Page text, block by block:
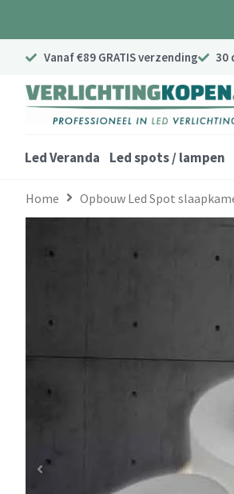
Vanaf €89 GRATIS verzending 30
Led Veranda Led spots / lampen
Home Opbouw Led Spot